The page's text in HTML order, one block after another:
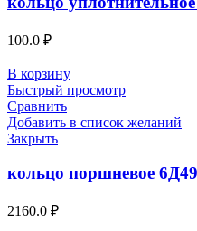
100.0 ₽
В корзину
Быстрый просмотр
Сравнить
Добавить в список желаний
Закрыть
кольцо поршневое
2160.0 ₽